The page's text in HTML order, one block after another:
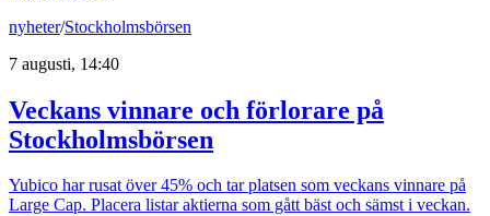
nyheter/Stockholmsbörsen
7 augusti, 14:40
Veckans vinnare och förlorare på
Stockholmsbörsen
Yubico har rusat över 45% och tar platsen som veckans vinnare på
Large Cap. Placera listar aktierna som gått bäst och sämst i veckan.